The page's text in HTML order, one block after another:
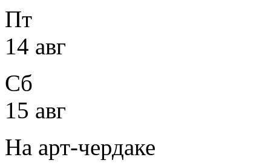
Пт
14 авг
Сб
15 авг
На арт-чердаке